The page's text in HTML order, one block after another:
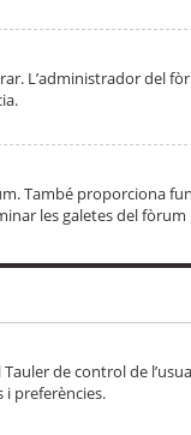
L’administrador del
També proporciona
les galetes del
de control de
preferències.